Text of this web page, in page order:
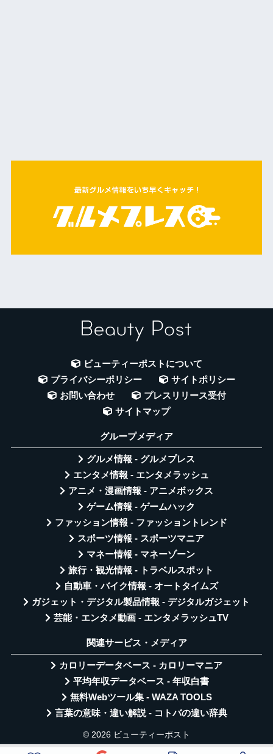
ビューティーポストについて
プライバシーポリシー
サイトポリシー
お問い合わせ
プレスリリース受付
サイトマップ
グループメディア
グルメ情報 - グルメプレス
エンタメ情報 - エンタメラッシュ
アニメ・漫画情報 - アニメボックス
ゲーム情報 - ゲームハック
ファッション情報 - ファッショントレンド
スポーツ情報 - スポーツマニア
マネー情報 - マネーゾーン
旅行・観光情報 - トラベルスポット
自動車・バイク情報 - オートタイムズ
ガジェット・デジタル製品情報 - デジタルガジェット
芸能・エンタメ動画 - エンタメラッシュTV
関連サービス・メディア
カロリーデータベース - カロリーマニア
平均年収データベース - 年収白書
無料Webツール集 - WAZA TOOLS
言葉の意味・違い解説 - コトバの違い辞典
© 2026 ビューティーポスト